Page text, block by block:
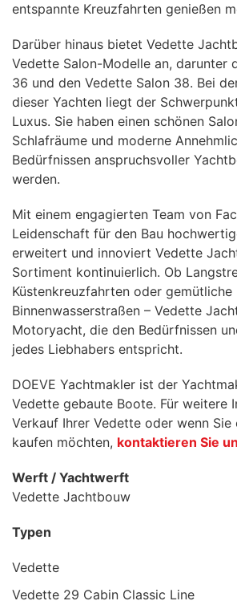
entspannte Kreuzfahrten genießen
Darüber hinaus bietet Vedette
Vedette Salon-Modelle an, darunter
36 und den Vedette Salon 38. Bei
dieser Yachten liegt der
Luxus. Sie haben einen schönen
Schlafräume und moderne
Bedürfnissen anspruchsvoller
werden.
Mit einem engagierten Team von
Leidenschaft für den Bau
erweitert und innoviert Vedette
Sortiment kontinuierlich. Ob
Küstenkreuzfahrten oder gemütliche
Binnenwasserstraßen – Vedette
Motoryacht, die den Bedürfnissen
jedes Liebhabers entspricht.
DOEVE Yachtmakler ist der
Vedette gebaute Boote. Für weitere
Verkauf Ihrer Vedette oder wenn Sie
kaufen möchten, kontaktieren Sie
Werft / Yachtwerft
Vedette Jachtbouw
Typen
Vedette
Vedette 29 Cabin Classic Line